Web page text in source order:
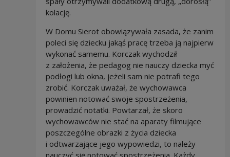
kolację.
W Domu Sierot obowiązywała zasada, że zanim
poleci się dziecku jakąś pracę trzeba ją najpierw
wykonać samemu. Korczak wychodził
z założenia, że pedagog nie nauczy dziecka myć
podłogi lub okna, jeżeli sam nie potrafi tego
zrobić. Korczak uważał, że wychowawca
powinien notować swoje spostrzeżenia,
prowadzić notatki. Powtarzał, że skoro
wychowawców nie stać na aparaty filmujące
poszczególne obrazki z życia dziecka
i odtwarzające jego wypowiedzi, to należy
nauczyć się notować spostrzeżenia. Każdy